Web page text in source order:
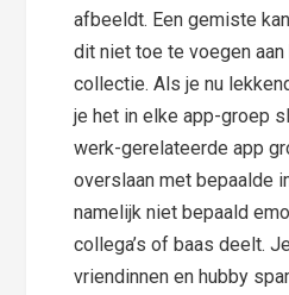
afbeeldt. Een gemiste
dit niet toe te voegen aan
collectie. Als je nu
je het in elke app-groep
werk-gerelateerde app
overslaan met bepaalde
namelijk niet bepaald
collega’s of baas deelt.
vriendinnen en hubby